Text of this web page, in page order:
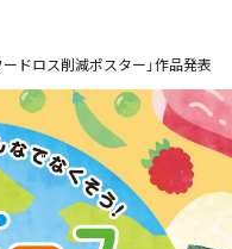
ードロス削減ポスター」作品発表